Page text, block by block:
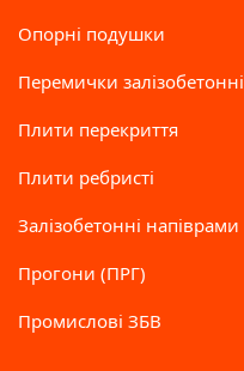
Опорні подушки
Перемички залізобетонні
Плити перекриття
Плити ребристі
Залізобетонні напіврами
Прогони (ПРГ)
Промислові ЗБВ